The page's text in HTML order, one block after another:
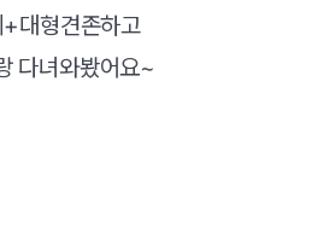
대형견존하고
다녀와봤어요~